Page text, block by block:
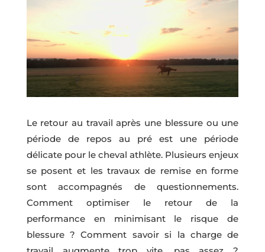
Le retour au travail après une blessure ou une
période de repos au pré est une période
délicate pour le cheval athlète. Plusieurs enjeux
se posent et les travaux de remise en forme
sont accompagnés de questionnements.
Comment optimiser le retour de la
performance en minimisant le risque de
blessure ? Comment savoir si la charge de